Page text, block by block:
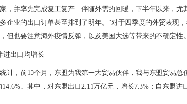
，并率先完成复工复产，伴随外需的回暖，下半年以来，尤
企业的出口订单甚至排到了明年。“对于四季度的外贸表现
但也要注意海外疫情反弹，以及美国大选等带来的不确定性
进出口均增长
计，前10个月，东盟为我第一大贸易伙伴，我与东盟贸易总
。其中，对东盟出口2.11万亿元，增长7.3%；自东盟进